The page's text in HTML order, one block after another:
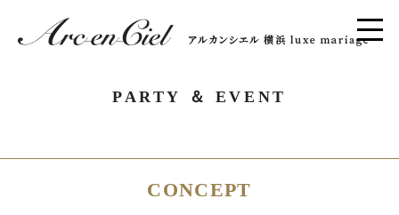
PARTY ＆ EVENT
CONCEPT